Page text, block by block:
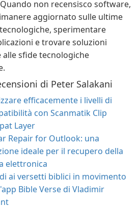
non recensisco software,
aggiornato sulle ultime
sperimentare
e trovare soluzioni
alle sfide tecnologiche
di Peter Salakani
efficacemente i livelli di
con Scanmatik Clip
Layer
Repair for Outlook: una
ideale per il recupero della
elettronica
ai versetti biblici in movimento
Bible Verse di Vladimir